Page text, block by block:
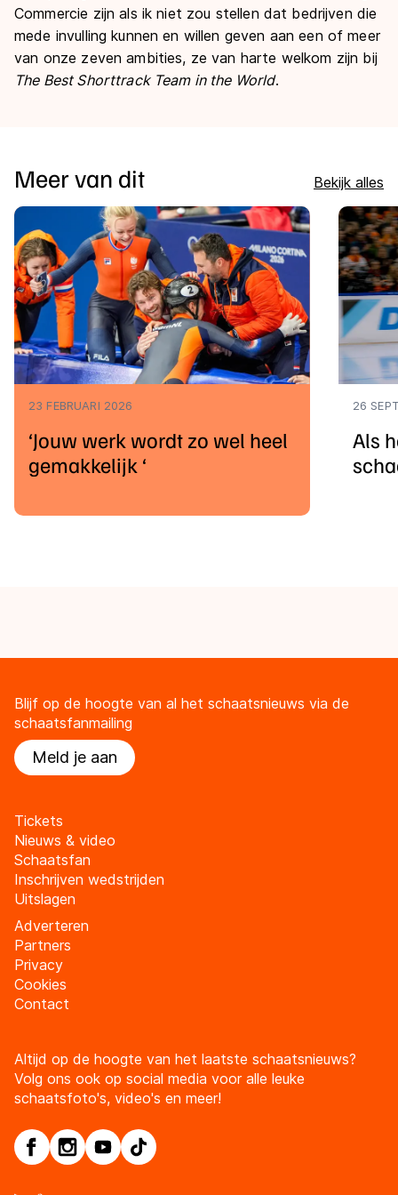
Commercie zijn als ik niet zou stellen dat bedrijven die
mede invulling kunnen en willen geven aan een of meer
van onze zeven ambities, ze van harte welkom zijn bij
The Best Shorttrack Team in the World.
Meer van dit Bekijk alles
23 FEBRUARI 2026
‘Jouw werk wordt zo wel heel
gemakkelijk ‘
26
Als
Blijf op de hoogte van al het schaatsnieuws via de
schaatsfanmailing
Meld je aan
Tickets
Nieuws & video
Schaatsfan
Inschrijven wedstrijden
Uitslagen
Adverteren
Partners
Privacy
Cookies
Contact
Altijd op de hoogte van het laatste schaatsnieuws?
Volg ons ook op social media voor alle leuke
schaatsfoto's, video's en meer!